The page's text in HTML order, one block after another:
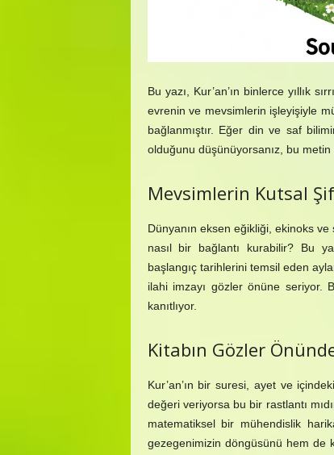
Bu yazı, Kur’an’ın binlerce yıllık
evrenin ve mevsimlerin işleyişiyle
bağlanmıştır. Eğer din ve saf
olduğunu düşünüyorsanız, bu metin
Mevsimlerin Kutsal
Dünyanın eksen eğikliği, ekinoks
nasıl bir bağlantı kurabilir? Bu
başlangıç tarihlerini temsil eden
ilahi imzayı gözler önüne seriyor.
kanıtlıyor.
Kitabın Gözler
Kur’an’ın bir suresi, ayet ve
değeri veriyorsa bu bir rastlantı
matematiksel bir mühendislik
gezegenimizin döngüsünü hem de